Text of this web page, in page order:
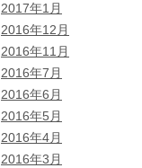
2017年1月
2016年12月
2016年11月
2016年7月
2016年6月
2016年5月
2016年4月
2016年3月